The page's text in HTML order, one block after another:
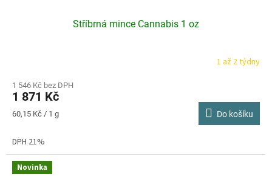
Stříbrná mince Cannabis 1 oz
1 až 2 týdny
1 546 Kč bez DPH
1 871 Kč
Měrná
60,15 Kč / 1 g Do košíku
DPH 21%
Novinka